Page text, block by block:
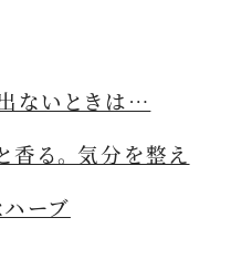
ないときは…
香る。 気分を整え
ーブ